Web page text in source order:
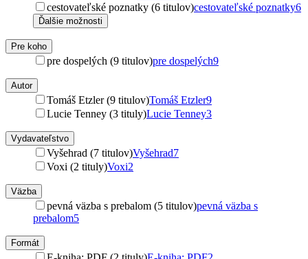
cestovateľské poznatky (6 titulov)cestovateľské poznatky6
Ďalšie možnosti
Pre koho
pre dospelých (9 titulov)pre dospelých9
Autor
Tomáš Etzler (9 titulov)Tomáš Etzler9
Lucie Tenney (3 tituly)Lucie Tenney3
Vydavateľstvo
Vyšehrad (7 titulov)Vyšehrad7
Voxi (2 tituly)Voxi2
Väzba
pevná väzba s prebalom (5 titulov)pevná väzba s
prebalom5
Formát